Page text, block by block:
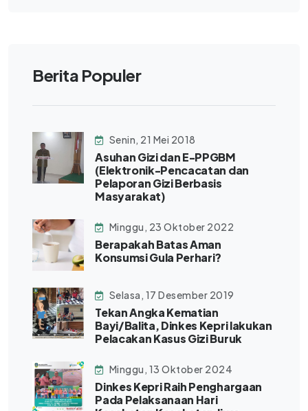
Berita Populer
Senin, 21 Mei 2018
Asuhan Gizi dan E-PPGBM
(Elektronik-Pencacatan dan
Pelaporan Gizi Berbasis
Masyarakat)
Minggu, 23 Oktober 2022
Berapakah Batas Aman
Konsumsi Gula Perhari?
Selasa, 17 Desember 2019
Tekan Angka Kematian
Bayi/Balita, Dinkes Kepri lakukan
Pelacakan Kasus Gizi Buruk
Minggu, 13 Oktober 2024
Dinkes Kepri Raih Penghargaan
Pada Pelaksanaan Hari